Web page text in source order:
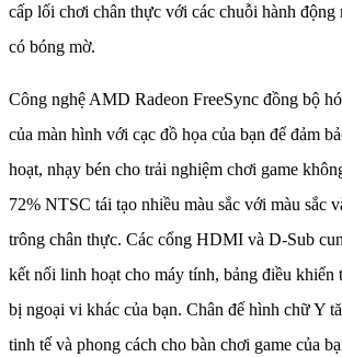
cấp lối chơi chân thực với các chuỗi hành động
có bóng mờ.
Công nghệ AMD Radeon FreeSync đồng bộ
của màn hình với cạc đồ họa của bạn để đảm
hoạt, nhạy bén cho trải nghiệm chơi game
72% NTSC tái tạo nhiều màu sắc với màu sắc
trông chân thực. Các cổng HDMI và D-Sub
kết nối linh hoạt cho máy tính, bảng điều khiển
bị ngoại vi khác của bạn. Chân đế hình chữ Y
tinh tế và phong cách cho bàn chơi game của